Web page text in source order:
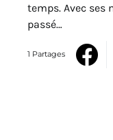
temps. Avec
passé…
1 Partages